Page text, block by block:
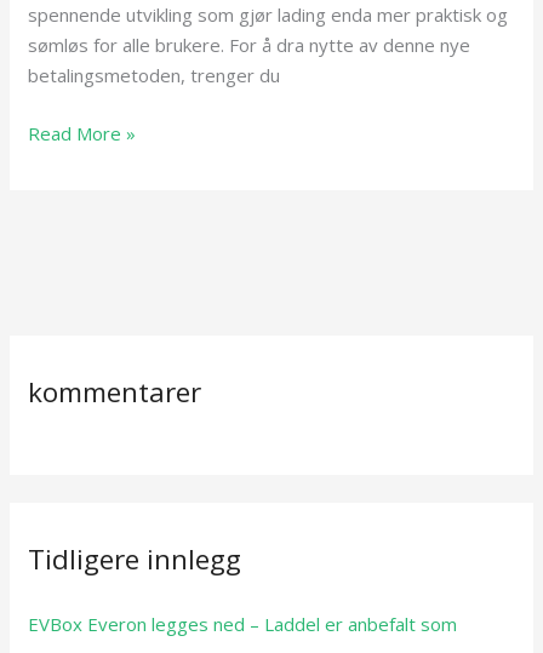
spennende utvikling som gjør lading enda mer praktisk og
sømløs for alle brukere. For å dra nytte av denne nye
betalingsmetoden, trenger du
Read More »
kommentarer
Tidligere innlegg
EVBox Everon legges ned – Laddel er anbefalt som